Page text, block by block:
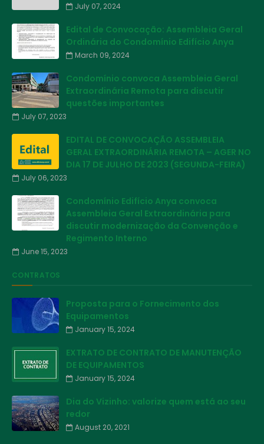
July 07, 2024
Edital de Convocação: Assembleia Geral
Ordinária do Condomínio Edifício Anya
March 09, 2024
Condomínio convoca Assembleia Geral
Extraordinária Remota para discutir
questões importantes
July 07, 2023
EDITAL DE CONVOCAÇÃO ASSEMBLEIA
GERAL EXTRAORDINÁRIA REMOTA – AGER NO
DIA 17 DE JULHO DE 2023 (SEGUNDA-FEIRA)
July 06, 2023
Condomínio Edifício Anya convoca
Assembleia Geral Extraordinária para
discutir modernização da Convenção e
Regimento Interno
June 15, 2023
CONTRATOS
Proposta para o Fornecimento dos
Equipamentos
January 15, 2024
EXTRATO DE CONTRATO DE MANUTENÇÃO
DE EQUIPAMENTOS
January 15, 2024
Dia do Vizinho: valorize quem está ao seu
redor
August 20, 2021